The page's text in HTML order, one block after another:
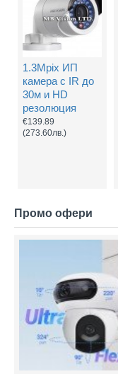
1.3Mpix ИП
камера с IR до
30м и HD
резолюция
€139.89
(273.60лв.)
Промо офери